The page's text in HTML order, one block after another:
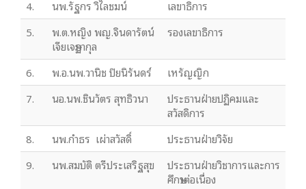
4.
นพ.รัฐกร วิไลชมน์
เลขาธิการ
5.
พ.ต.หญิง พญ.จินดารัตน์
เจียเจษฏากุล
รองเลขาธิการ
6. พ.อ.นพ.วานิช ปิยนิรันดร์
เหรัญญิก
7.
นอ.นพ.ชินวัตร สุทธิวนา
ประธานฝ่ายปฏิคมและ
สวัสดิการ
8.
นพ.กำธร เผ่าสวัสดิ์
ประธานฝ่ายวิจัย
9.
นพ.สมบัติ ตรีประเสริฐสุข
ประธานฝ่ายวิชาการและการ
ศึกษาต่อเนื่อง